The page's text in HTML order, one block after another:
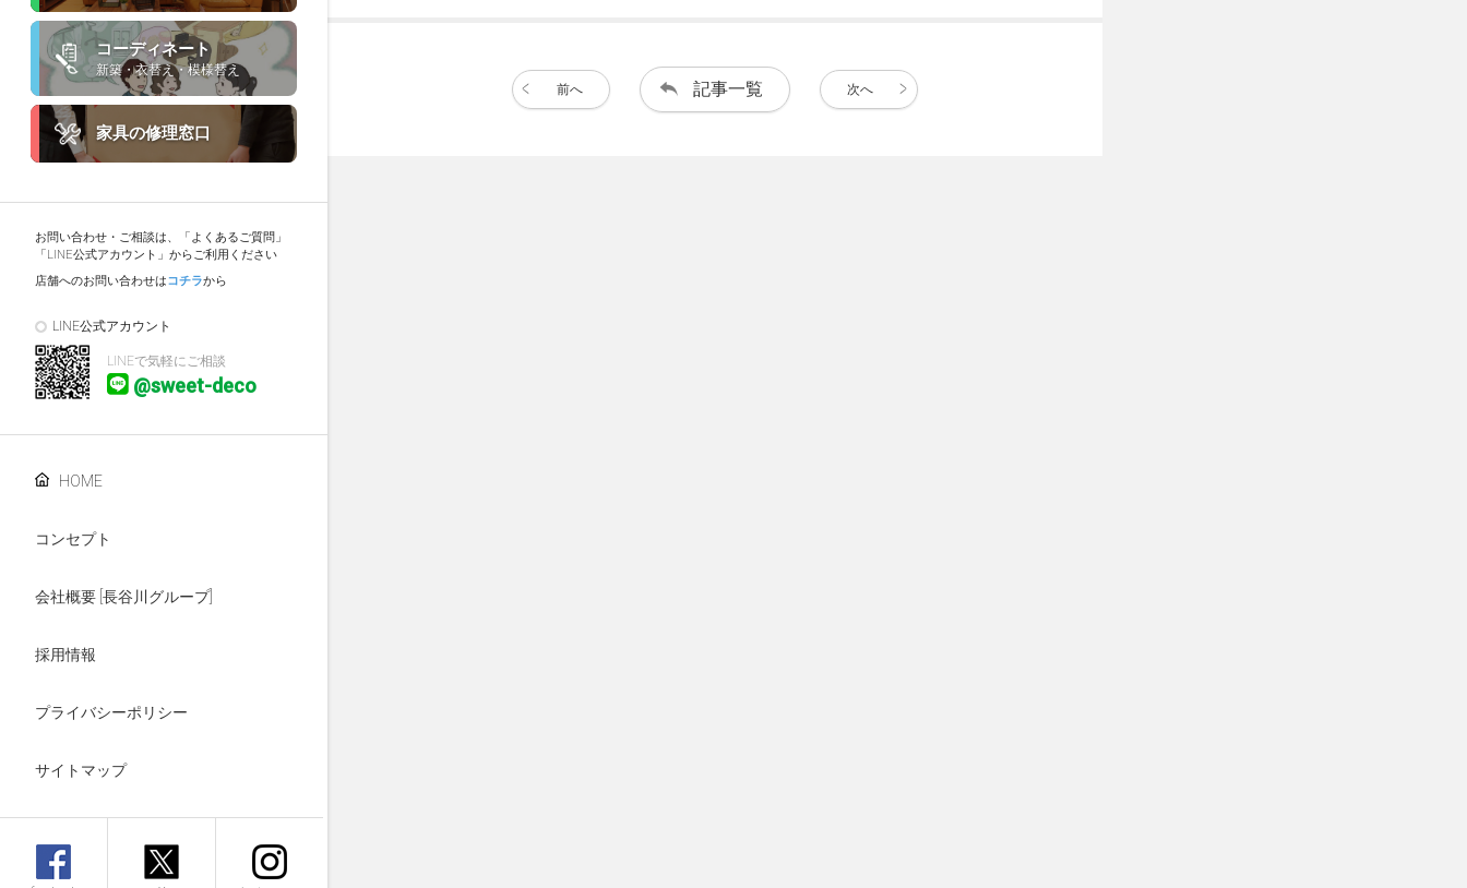
コーディネート
新築・衣替え・模様替え
家具の修理窓口
お問い合わせ・ご相談は、「よくあるご質問」
「LINE公式アカウント」からご利用ください
店舗へのお問い合わせはコチラから
LINE公式アカウント
LINEで気軽にご相談
@sweet-deco
HOME
コンセプト
会社概要 [長谷川グループ]
採用情報
プライバシーポリシー
サイトマップ
前へ 記事一覧 次へ